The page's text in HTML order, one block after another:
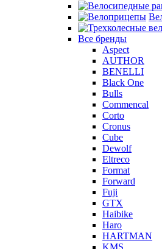
Все бренды
Aspect
AUTHOR
BENELLI
Black One
Bulls
Commencal
Corto
Cronus
Cube
Dewolf
Eltreco
Format
Forward
Fuji
GTX
Haibike
Haro
HARTMAN
KMS